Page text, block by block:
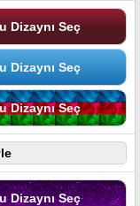
Dizaynı Seç
Dizaynı Seç
Dizaynı Seç
Dizaynı Seç